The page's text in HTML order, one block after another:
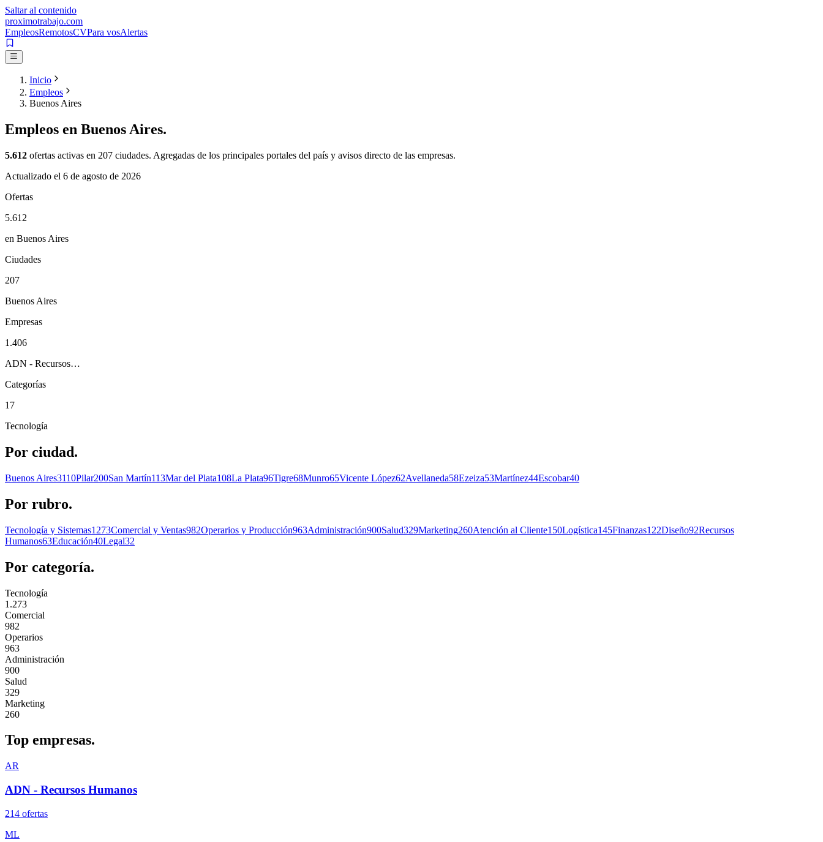
Saltar al contenido
proximotrabajo.com
EmpleosRemotosCVPara vosAlertas
Inicio
Empleos
Buenos Aires
Empleos en Buenos Aires.
5.612 ofertas activas en 207 ciudades. Agregadas de los principales portales del país y avisos directo de las empresas.
Actualizado el 6 de agosto de 2026
Ofertas
5.612
en Buenos Aires
Ciudades
207
Buenos Aires
Empresas
1.406
ADN - Recursos…
Categorías
17
Tecnología
Por ciudad.
Buenos Aires3110Pilar200San Martín113Mar del Plata108La Plata96Tigre68Munro65Vicente López62Avellaneda58Ezeiza53Martínez44Escobar40
Por rubro.
Tecnología y Sistemas1273Comercial y Ventas982Operarios y Producción963Administración900Salud329Marketing260Atención al Cliente150Logística145Finanzas122Diseño92Recursos
Humanos63Educación40Legal32
Por categoría.
Tecnología
1.273
Comercial
982
Operarios
963
Administración
900
Salud
329
Marketing
260
Top empresas.
AR
ADN - Recursos Humanos
214 ofertas
ML